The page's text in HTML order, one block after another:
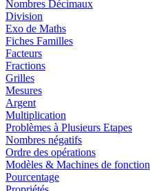
Nombres Décimaux
Division
Exo de Maths
Fiches Familles
Facteurs
Fractions
Grilles
Mesures
Argent
Multiplication
Problèmes à Plusieurs Etapes
Nombres négatifs
Ordre des opérations
Modèles & Machines de fonction
Pourcentage